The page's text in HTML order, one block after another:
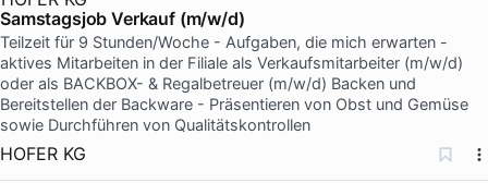
Samstagsjob Verkauf (m/w/d)
Teilzeit für 9 Stunden/Woche - Aufgaben, die mich erwarten -
aktives Mitarbeiten in der Filiale als Verkaufsmitarbeiter (m/w/d)
oder als BACKBOX- & Regalbetreuer (m/w/d) Backen und
Bereitstellen der Backware - Präsentieren von Obst und Gemüse
sowie Durchführen von Qualitätskontrollen
HOFER KG